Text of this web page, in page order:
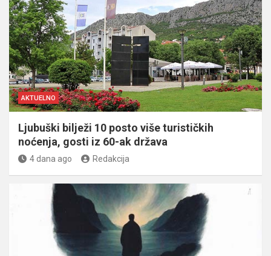
AKTUELNO
Ljubuški bilježi 10 posto više turističkih
noćenja, gosti iz 60-ak država
4 dana ago Redakcija